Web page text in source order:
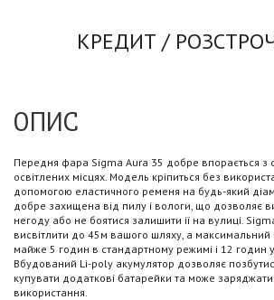
КРЕДИТ /
ОПИС
Передня фара Sigma Aura 35 добре впорається з
освітлених місцях. Модель кріпиться без
допомогою еластичного ременя на будь-який
добре захищена від пилу і вологи, що дозволяє
негоду або не боятися залишити ії на вулиці.
висвітлити до 45м вашого шляху, а максимальний
майже 5 годин в стандартному режимі і 12 годин
Вбудований Li-poly акумулятор дозволяє
купувати додаткові батарейки та може
використання.